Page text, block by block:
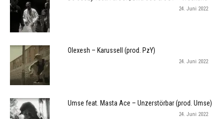
24. Juni 2022
Olexesh – Karussell (prod. PzY)
24. Juni 2022
Umse feat. Masta Ace – Unzerstörbar (prod. Umse)
24. Juni 2022